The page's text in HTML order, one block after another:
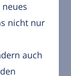
nicht nur
auch